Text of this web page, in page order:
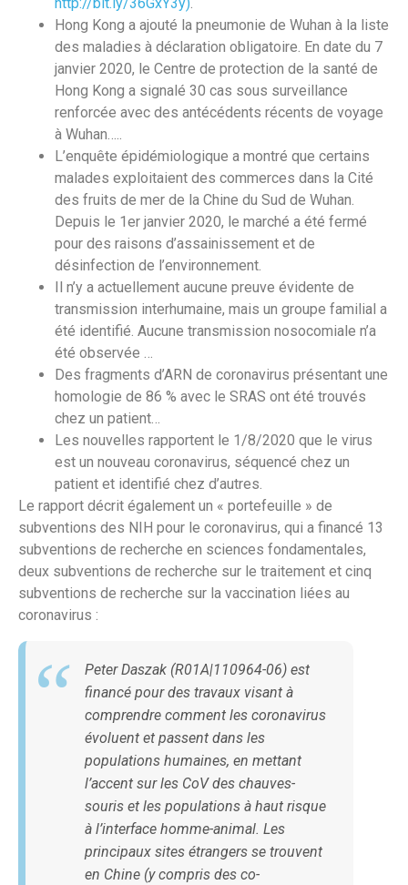
Hong Kong a ajouté la pneumonie de Wuhan à la liste
des maladies à déclaration obligatoire. En date du 7
janvier 2020, le Centre de protection de la santé de
Hong Kong a signalé 30 cas sous surveillance
renforcée avec des antécédents récents de voyage
à Wuhan…..
L’enquête épidémiologique a montré que certains
malades exploitaient des commerces dans la Cité
des fruits de mer de la Chine du Sud de Wuhan.
Depuis le 1er janvier 2020, le marché a été fermé
pour des raisons d’assainissement et de
désinfection de l’environnement.
Il n’y a actuellement aucune preuve évidente de
transmission interhumaine, mais un groupe familial a
été identifié. Aucune transmission nosocomiale n’a
été observée …
Des fragments d’ARN de coronavirus présentant une
homologie de 86 % avec le SRAS ont été trouvés
chez un patient…
Les nouvelles rapportent le 1/8/2020 que le virus
est un nouveau coronavirus, séquencé chez un
patient et identifié chez d’autres.
Le rapport décrit également un « portefeuille » de
subventions des NIH pour le coronavirus, qui a financé 13
subventions de recherche en sciences fondamentales,
deux subventions de recherche sur le traitement et cinq
subventions de recherche sur la vaccination liées au
coronavirus :
Peter Daszak (R01A|110964-06) est
financé pour des travaux visant à
comprendre comment les coronavirus
évoluent et passent dans les
populations humaines, en mettant
l’accent sur les CoV des chauves-
souris et les populations à haut risque
à l’interface homme-animal. Les
principaux sites étrangers se trouvent
en Chine (y compris des co-